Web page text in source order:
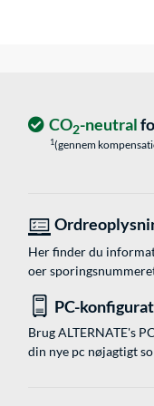
CO2-neutral
1(gennem
Her finder du
oer
PC-
Brug ALTERNATE's
din nye pc nøjagtigt